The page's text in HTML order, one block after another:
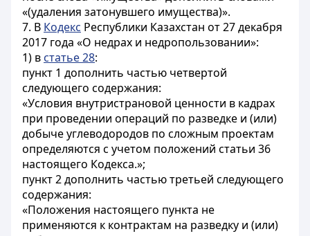
«(удаления затонувшего имущества)».
7. В Кодекс Республики Казахстан от 27 декабря
2017 года «О недрах и недропользовании»:
1) в статье 28:
пункт 1 дополнить частью четвертой
следующего содержания:
«Условия внутристрановой ценности в кадрах
при проведении операций по разведке и (или)
добыче углеводородов по сложным проектам
определяются с учетом положений статьи 36
настоящего Кодекса.»;
пункт 2 дополнить частью третьей следующего
содержания:
«Положения настоящего пункта не
применяются к контрактам на разведку и (или)